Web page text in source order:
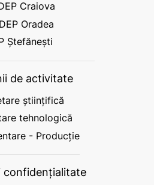
Craiova
Oradea
Ștefănești
de activitate
științifică
tehnologică
- Producție
confidențialitate